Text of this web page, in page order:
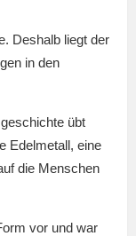
Deshalb liegt der
in den
übt
Edelmetall, eine
die Menschen
vor und war